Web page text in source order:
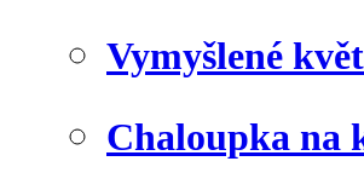
Vymyšlené
Chaloupka na